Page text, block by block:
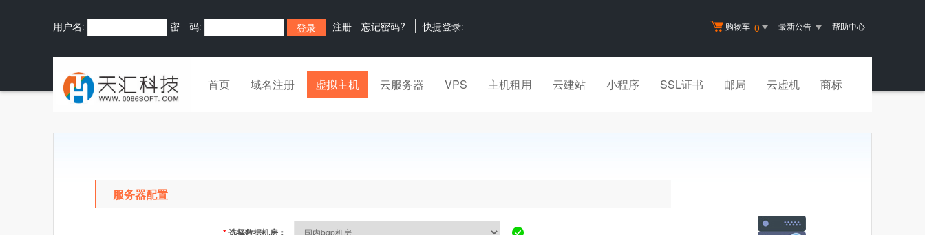
购物车 0 最新公告 帮助中心
用户名: 密 码: 注册 忘记密码? 快捷登录:
首页 域名注册 虚拟主机 云服务器 VPS 主机租用 云建站 小程序 SSL证书 邮局 云虚机 商标
服务器配置
*选择数据机房：